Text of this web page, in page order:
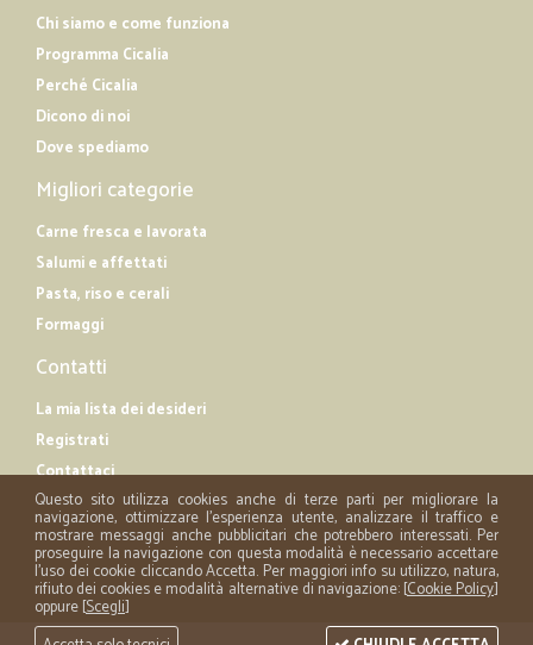
Chi siamo e come funziona
Programma Cicalia
Perché Cicalia
Dicono di noi
Dove spediamo
Migliori categorie
Carne fresca e lavorata
Salumi e affettati
Pasta, riso e cerali
Formaggi
Contatti
La mia lista dei desideri
Registrati
Contattaci
Questo sito utilizza cookies anche di terze parti per migliorare la
navigazione, ottimizzare l'esperienza utente, analizzare il traffico e
mostrare messaggi anche pubblicitari che potrebbero interessati. Per
proseguire la navigazione con questa modalità è necessario accettare
l'uso dei cookie cliccando Accetta. Per maggiori info su utilizzo, natura,
rifiuto dei cookies e modalità alternative di navigazione: [Cookie Policy]
oppure [Scegli]